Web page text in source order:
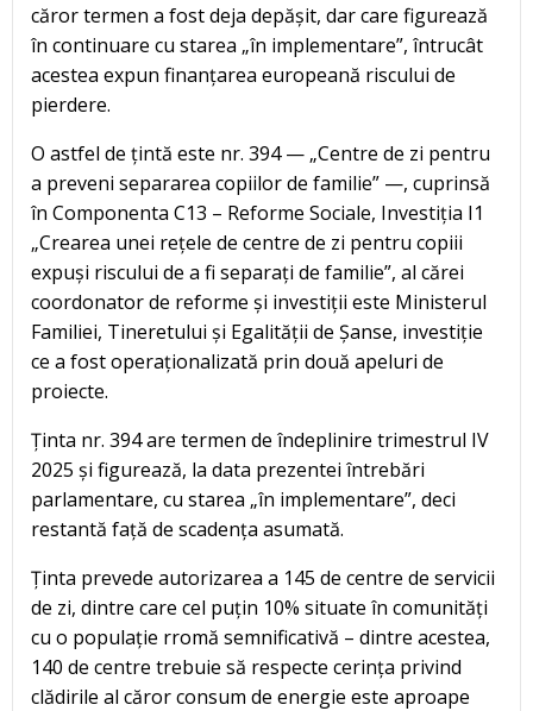
căror termen a fost deja depășit, dar care figurează
în continuare cu starea „în implementare”, întrucât
acestea expun finanțarea europeană riscului de
pierdere.
O astfel de țintă este nr. 394 — „Centre de zi pentru
a preveni separarea copiilor de familie” —, cuprinsă
în Componenta C13 – Reforme Sociale, Investiția I1
„Crearea unei rețele de centre de zi pentru copiii
expuși riscului de a fi separați de familie”, al cărei
coordonator de reforme și investiții este Ministerul
Familiei, Tineretului și Egalității de Șanse, investiție
ce a fost operaționalizată prin două apeluri de
proiecte.
Ținta nr. 394 are termen de îndeplinire trimestrul IV
2025 și figurează, la data prezentei întrebări
parlamentare, cu starea „în implementare”, deci
restantă față de scadența asumată.
Ținta prevede autorizarea a 145 de centre de servicii
de zi, dintre care cel puțin 10% situate în comunități
cu o populație rromă semnificativă – dintre acestea,
140 de centre trebuie să respecte cerința privind
clădirile al căror consum de energie este aproape